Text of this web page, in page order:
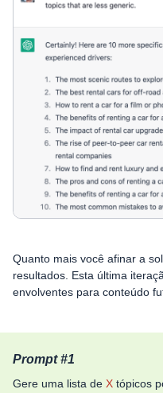
Quanto mais você afinar a
resultados. Esta última
envolventes para conteúdo
Prompt #1
Gere uma lista de X tópicos